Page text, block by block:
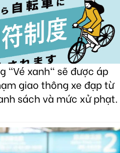
"Vé xanh" sẽ được áp
giao thông xe đạp từ
sách và mức xử phạt.